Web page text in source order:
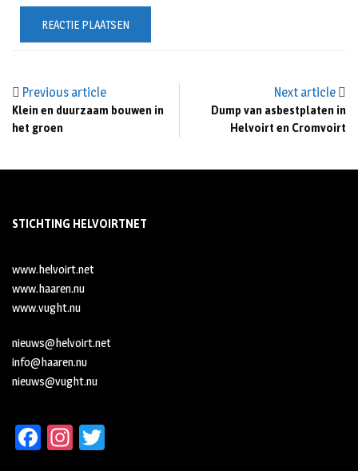
Previous article
Klein en duurzaam bouwen in
het groen
Next article
Dump van asbestplaten in
Helvoirt en Cromvoirt
STICHTING HELVOIRTNET
www.helvoirt.net
www.haaren.nu
www.vught.nu
nieuws@helvoirt.net
info@haaren.nu
nieuws@vught.nu
Fa In